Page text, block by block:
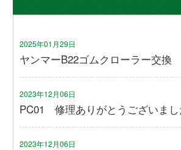
2025年01月29日
ヤンマーB22ゴムクローラー交換
2023年12月06日
PC01 修理ありがとうございまし
2023年12月06日